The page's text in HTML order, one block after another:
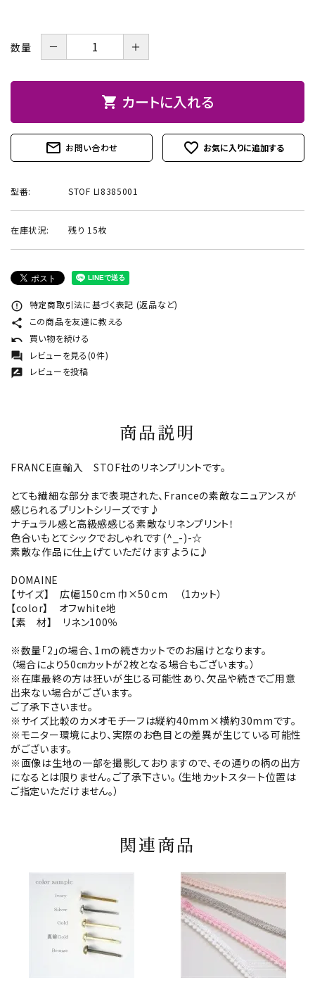
お問い合わせ
数量 － ＋
shopping_cart カートに入れる
mail_outline お問い合わせ favorite_outline
型番: STOF LI8385001
在庫状況: 残り 15枚
error_outline 特定商取引法に基づく表記 (返品など)
share この商品を友達に教える
undo 買い物を続ける
forum レビューを見る(0件)
rate_review レビューを投稿
商品説明
FRANCE直輸入 STOF社のリネンプリントです。
とても繊細な部分まで表現された、Franceの素敵なニュアンスが
感じられるプリントシリーズです♪
ナチュラル感と高級感感じる素敵なリネンプリント！
色合いもとてシックでおしゃれです(^_-)-☆
素敵な作品に仕上げていただけますように♪
DOMAINE
【サイズ】 広幅150ｃｍ巾×50ｃｍ （1カット）
【color】 オフwhite地
【素 材】 リネン100％
※数量「2」の場合、1mの続きカットでのお届けとなります。
（場合により50㎝カットが2枚となる場合もございます。）
※在庫最終の方は狂いが生じる可能性あり、欠品や続きでご用意
出来ない場合がございます。
ご了承下さいませ。
※サイズ比較のカメオモチーフは縦約40mm×横約30mmです。
※モニター環境により、実際のお色目との差異が生じている可能性
がございます。
※画像は生地の一部を撮影しておりますので、その通りの柄の出方
になるとは限りません。ご了承下さい。（生地カットスタート位置は
ご指定いただけません。）
関連商品